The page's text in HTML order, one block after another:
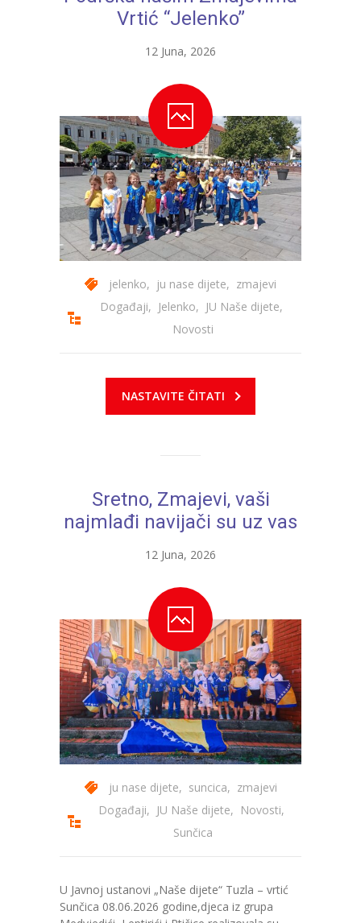
Vrtić “Jelenko”
12 Juna, 2026
jelenko, ju nase dijete, zmajevi
Događaji, Jelenko, JU Naše dijete,
Novosti
NASTAVITE ČITATI
Sretno, Zmajevi, vaši
najmlađi navijači su uz vas
12 Juna, 2026
ju nase dijete, suncica, zmajevi
Događaji, JU Naše dijete, Novosti,
Sunčica
U Javnoj ustanovi „Naše dijete“ Tuzla – vrtić
Sunčica 08.06.2026 godine,djeca iz grupa